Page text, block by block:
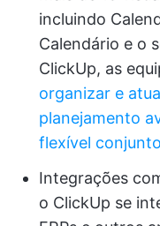
incluindo
Calendário e o
ClickUp, as
organizar e
planejamento
flexível conjunto
Integrações
o ClickUp se